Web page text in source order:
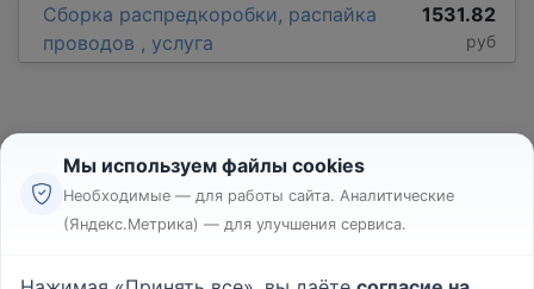
Сборка распредкоробки, распайка
проводов , услуга
1531.82
руб
Реклама
Мы используем файлы cookies
Необходимые — для работы сайта. Аналитические
(Яндекс.Метрика) — для улучшения сервиса.